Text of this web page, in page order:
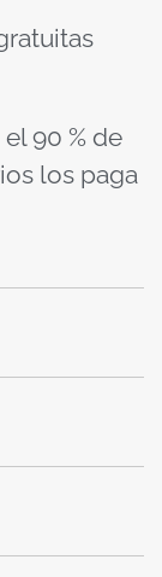
90 % de
los paga